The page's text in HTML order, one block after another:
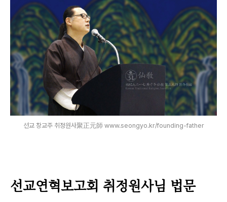
선교 창교주 취정원사聚正元師 www.seongyo.kr/founding-father
선교연혁보고회 취정원사님 법문